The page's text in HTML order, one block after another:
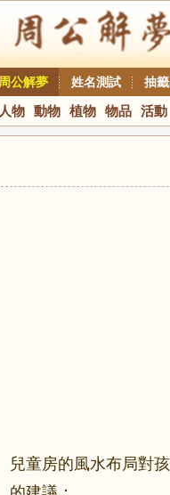
周公解夢
姓名測試 抽
人物 動物 植物 物品 活動
兒童房的風水布局對